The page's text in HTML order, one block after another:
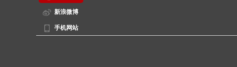
扫一扫，关注
新浪微博
手机网站